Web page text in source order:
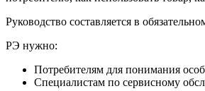
Руководство составляется в
РЭ нужно:
Потребителям для понимания
Специалистам по сервисному